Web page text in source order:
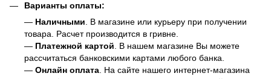
Варианты оплаты:
— Наличными. В магазине или курьеру при получении
товара. Расчет производится в гривне.
— Платежной картой. В нашем магазине Вы можете
рассчитаться банковскими картами любого банка.
— Онлайн оплата. На сайте нашего интернет-магазина